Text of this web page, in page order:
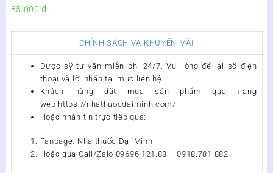
85.000₫
CHÍNH SÁCH VÀ KHUYẾN MÃI
Dược sỹ tư vấn miễn phí 24/7. Vui lòng để lại số điện
thoại và lời nhắn tại mục liên hệ.
Khách hàng đặt mua sản phẩm qua trang
web https://nhathuocdaiminh.com/
Hoặc nhắn tin trực tiếp qua:
Fanpage: Nhà thuốc Đại Minh
Hoặc qua Call/Zalo 09696.121.88 – 0918.781.882